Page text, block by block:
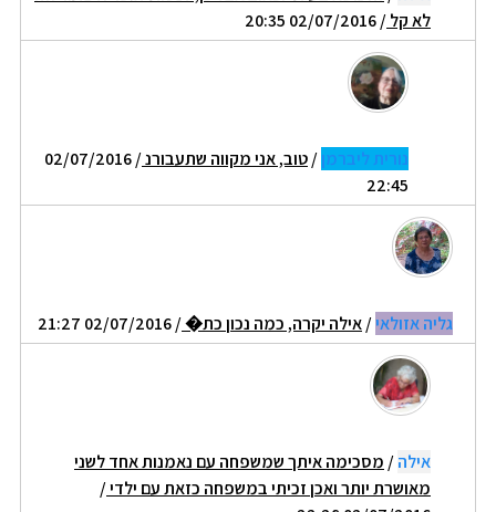
לא קל/ 02/07/2016 20:35
נורית ליברמן/טוב, אני מקווה שתעבורנ / 02/07/2016
22:45
גליה אזולאי/אילה יקרה, כמה נכון כת�/ 02/07/2016 21:27
אילה/ מסכימה איתך שמשפחה עם נאמנות אחד לשני
מאושרת יותר ואכן זכיתי במשפחה כזאת עם ילדי/